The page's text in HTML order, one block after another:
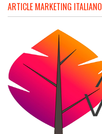
ARTICLE MARKETING ITALIANO